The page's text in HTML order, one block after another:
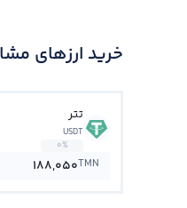
خرید ارزهای
تتر
USDT
0%
188,050TMN